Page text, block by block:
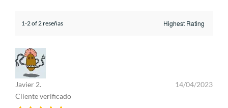
1-2 of 2 reseñas
Javier 2.
Cliente verificado
14/04/2023